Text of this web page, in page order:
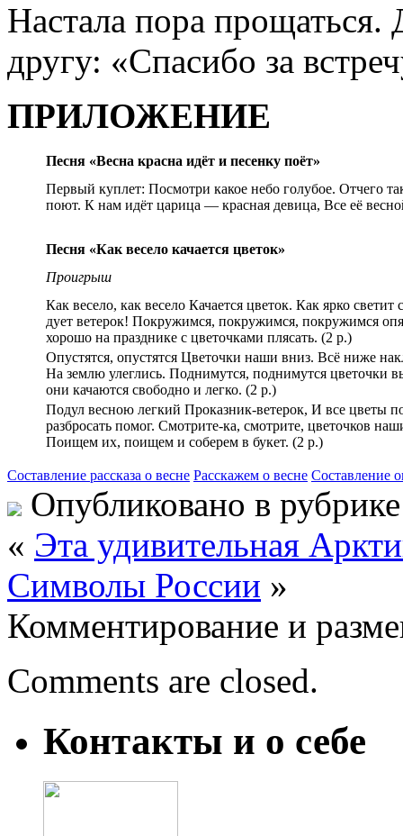
Настала пора прощаться.
другу: «Спасибо за
ПРИЛОЖЕНИЕ
Песня «Весна красна идёт и песенку поёт»
Первый куплет: Посмотри какое небо голубое. Отчего
поют. К нам идёт царица — красная девица, Все её
Песня «Как весело качается цветок»
Проигрыш
Как весело, как весело Качается цветок. Как ярко
дует ветерок! Покружимся, покружимся, покружимся
хорошо на празднике с цветочками плясать. (2 р.)
Опустятся, опустятся Цветочки наши вниз. Всё ниже
На землю улеглись. Поднимутся, поднимутся цветочки
они качаются свободно и легко. (2 р.)
Подул весною легкий Проказник-ветерок, И все цветы
разбросать помог. Смотрите-ка, смотрите, цветочков
Поищем их, поищем и соберем в букет. (2 р.)
Составление рассказа о весне Расскажем о весне Составление
Опубликовано в
« Эта удивительная
Символы России »
Комментирование и
Comments are closed.
Контакты и о себе